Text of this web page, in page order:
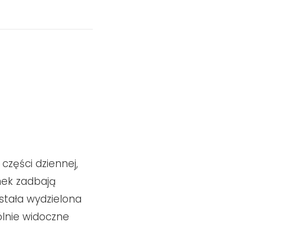
dziennej,
zadbają
wydzielona
widoczne